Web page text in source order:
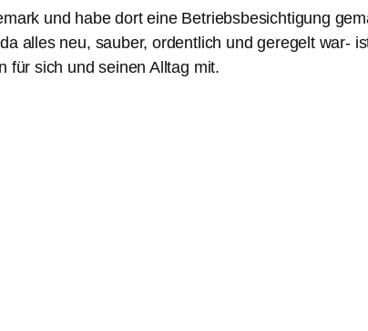
und habe dort eine Betriebsbesichtigung
alles neu, sauber, ordentlich und geregelt war-
für sich und seinen Alltag mit.